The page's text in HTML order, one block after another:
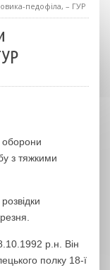
педофіла, – ГУР
оборони
з тяжкими
р.н. Він
полку 18-ї